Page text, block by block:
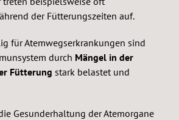
der Fütterungszeiten auf.
für Atemwegserkrankungen sind
durch Mängel in der
Fütterung stark belastet und
Gesunderhaltung der Atemorgane